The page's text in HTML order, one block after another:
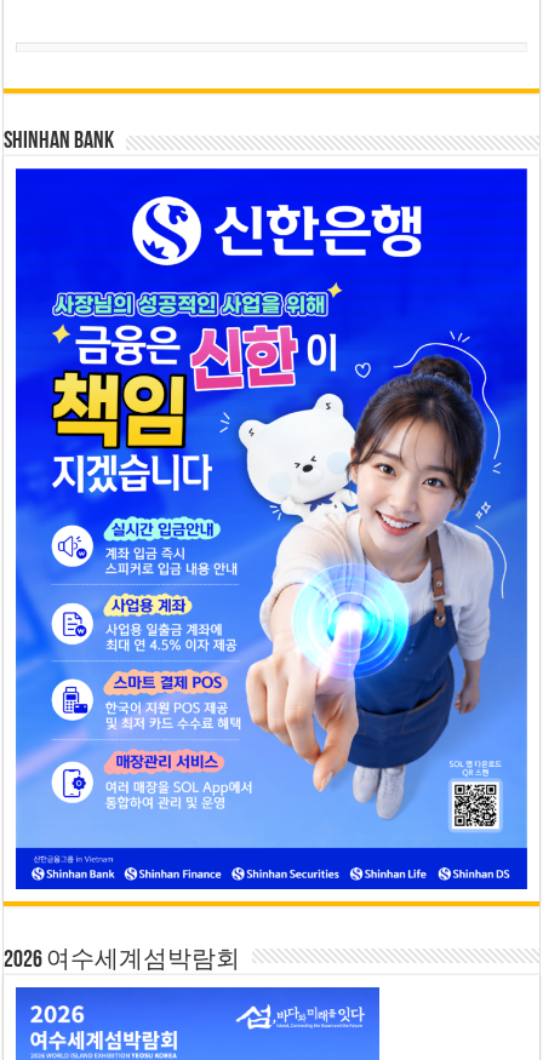
SHINHAN BANK
2026 여수세계섬박람회